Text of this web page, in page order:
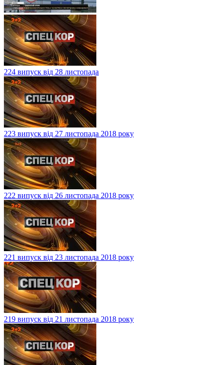
224 випуск від 28 листопада
223 випуск від 27 листопада 2018 року
222 випуск від 26 листопада 2018 року
221 випуск від 23 листопада 2018 року
219 випуск від 21 листопада 2018 року